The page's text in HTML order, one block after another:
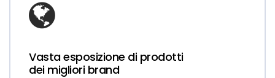
Vasta esposizione di prodotti
dei migliori brand